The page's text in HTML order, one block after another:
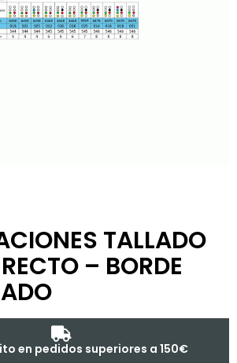
TALLADO
– BORDE
en pedidos superiores a 150€